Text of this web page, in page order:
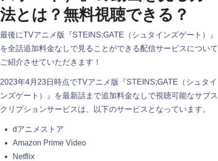
法とは？無料視聴できる？
最後にTVアニメ版『STEINS;GATE（シュタインズゲート）』
を全話追加料金なしで見ることができる配信サービスについて
ご紹介させていただきます！
2023年4月23日時点でTVアニメ版『STEINS;GATE（シュタイ
ンズゲート）』を最新話まで追加料金なしで視聴可能なサブス
クリプションサービスは、以下のサービスとなっています。
dアニメストア
Amazon Prime Video
Netflix